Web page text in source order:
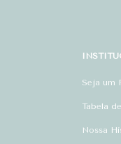
Seja um
Tabela
Nossa